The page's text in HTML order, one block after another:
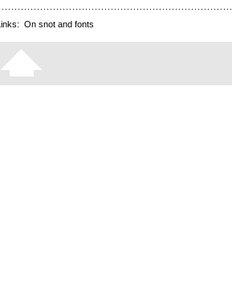
Links: On snot and fonts